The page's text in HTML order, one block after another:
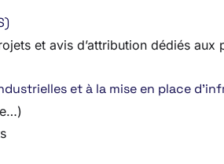
et avis d’attribution dédiés
et à la mise en place